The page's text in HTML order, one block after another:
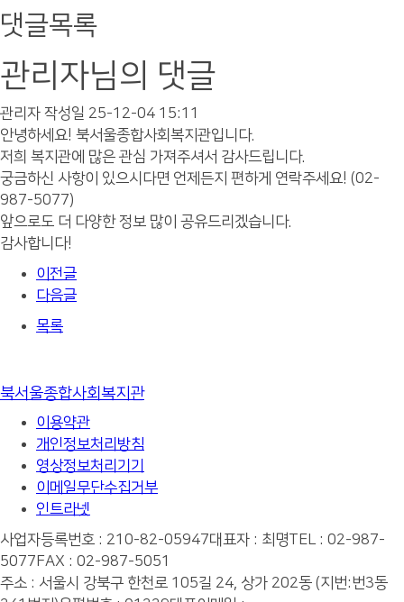
댓글목록
관리자님의 댓글
관리자 작성일 25-12-04 15:11
안녕하세요! 북서울종합사회복지관입니다.
저희 복지관에 많은 관심 가져주셔서 감사드립니다.
궁금하신 사항이 있으시다면 언제든지 편하게 연락주세요! (02-
987-5077)
앞으로도 더 다양한 정보 많이 공유드리겠습니다.
감사합니다!
이전글
다음글
목록
북서울종합사회복지관
이용약관
개인정보처리방침
영상정보처리기기
이메일무단수집거부
인트라넷
사업자등록번호 : 210-82-05947대표자 : 최명TEL : 02-987-
5077 FAX : 02-987-5051
주소 : 서울시 강북구 한천로 105길 24, 상가 202동 (지번:번3동